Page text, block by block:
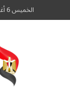
الخميس 6 أغسطس 2026 - 8:06 صباحًا